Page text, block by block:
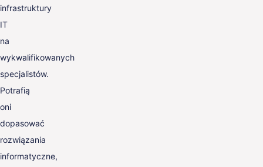
infrastruktury
IT
na
wykwalifikowanych
specjalistów.
Potrafią
oni
dopasować
rozwiązania
informatyczne,